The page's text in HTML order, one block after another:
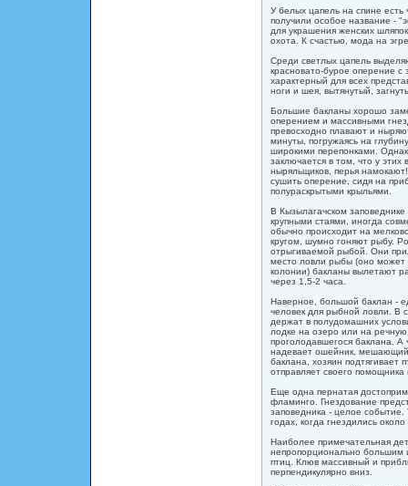
У белых цапель на спине
получили особое название -
для украшения женских
охота. К счастью, мода на
Среди светлых цапель
красновато-бурое оперение
характерный для всех
ноги и шея, вытянутый,
Большие бакланы хорошо
оперением и массивными
превосходно плавают и
минуты, погружаясь на
широкими перепонками.
заключается в том, что у этих
ныряльщиков, перья
сушить оперение, сидя на
полураскрытыми крыльями.
В Кызылагачском заповеднике
крупными стаями, иногда
обычно происходит на
кругом, шумно гоняют рыбу.
отрыгиваемой рыбой. Они
место ловли рыбы (оно может
колонии) бакланы вылетают
через 1,5-2 часа.
Наверное, большой баклан -
человек для рыбной ловли. В
держат в полудомашних
лодке на озеро или на
проголодавшегося баклана.
надевает ошейник, мешающий
баклана, хозяин подтягивает
отправляет своего помощника
Еще одна пернатая
фламинго. Гнездование
заповедника - целое событие.
годах, когда гнездились
Наиболее примечательная
непропорционально большим
птиц. Клюв массивный и
перпендикулярно вниз.